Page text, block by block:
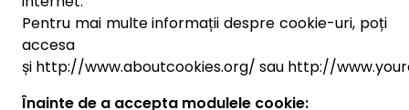
Pentru mai multe informații despre cookie-uri, poți
accesa
și http://www.aboutcookies.org/ sau http://
Înainte de a accepta modulele cookie: